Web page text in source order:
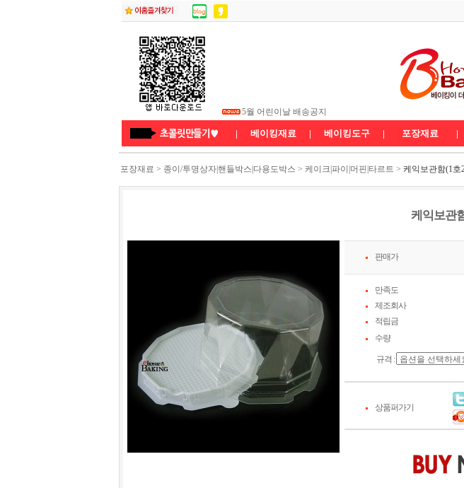
5월 어린이날 배송공지
| 베이킹재료 | 베이킹도구 | 포장재료 |
포장재료 > 종이/투명상자|핸들박스|다용도박스 > 케이크|파이|머핀|타르트 > 케익보관함(1호
케익보관
판매가
만족도
제조회사
적립금
수량
규격 :
상품퍼가기